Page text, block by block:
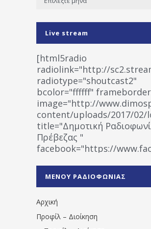
Live stream
[html5radio
radiolink="http://
radiotype="shoutcast2"
bcolor="ffffff"
image="http://
content/uploads/2017/02/
title="Δημοτική
Πρέβεζας "
facebook="https://
1531194763766854/"
ΜΕΝΟΥ ΡΑΔΙΟΦΩΝΙΑΣ
Αρχική
Προφίλ – Διοίκηση